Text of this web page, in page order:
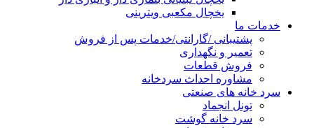
یخچال مکعبی ویترینی
خدمات ما
پشتیبانی /گارانتی/خدمات پس از فروش
تعمیر و نگهداری
فروش قطعات
مشاوره احداث سردخانه
سرد خانه های صنعتی
تونل انجماد
سرد خانه گوشت